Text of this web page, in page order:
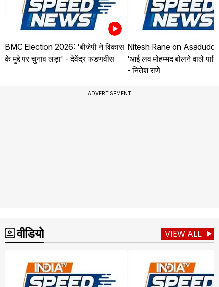
BMC Election 2026: 'बीजेपी ने विकास
के मुद्दे पर चुनाव लड़ा' - देवेंद्र फडणवीस
Nitesh Rane on
'आई लव मोहम्मद बोलने वाले
- नितेश राणे
ADVERTISEMENT
वीडियो VIEW ALL